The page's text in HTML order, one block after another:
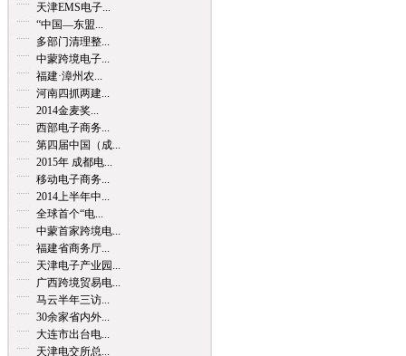
天津EMS电子...
“中国—东盟...
多部门清理整...
中蒙跨境电子...
福建·漳州农...
河南四抓两建...
2014金麦奖...
西部电子商务...
第四届中国（成...
2015年 成都电...
移动电子商务...
2014上半年中...
全球首个“电...
中蒙首家跨境电...
福建省商务厅...
天津电子产业园...
广西跨境贸易电...
马云半年三访...
30余家省内外...
大连市出台电...
天津电交所总...